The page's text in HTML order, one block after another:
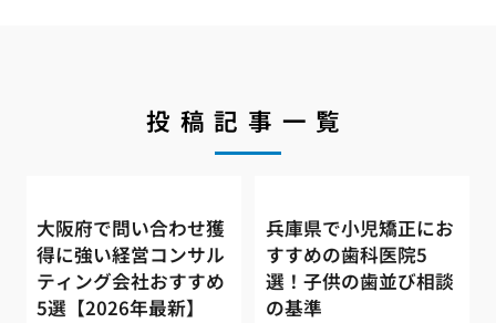
投稿記事一覧
大阪府で問い合わせ獲
得に強い経営コンサル
ティング会社おすすめ
5選【2026年最新】
兵庫県で小児矯正にお
すすめの歯科医院5
選！子供の歯並び相談
の基準